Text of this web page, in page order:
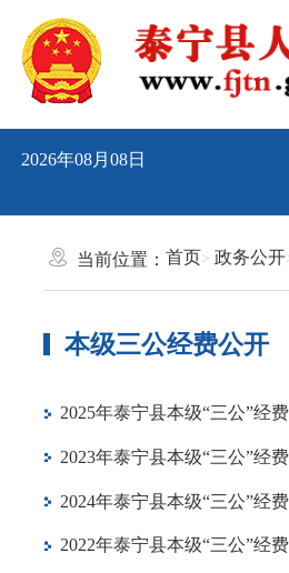
2026年08月08日
当前位置：首页 政务公开
本级三公经费公开
2025年泰宁县本级“三公”经
2023年泰宁县本级“三公”经
2024年泰宁县本级“三公”经
2022年泰宁县本级“三公”经